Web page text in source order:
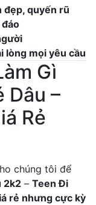
đẹp, quyến rũ
lòng mọi yêu cầu
Gì
Dâu –
Rẻ
chúng tôi để
2k2 – Teen Đi
rẻ nhưng cực kỳ